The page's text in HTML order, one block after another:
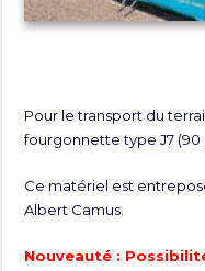
Pour le transport du
fourgonnette type J7 (90
Ce matériel est
Albert Camus.
Nouveauté :